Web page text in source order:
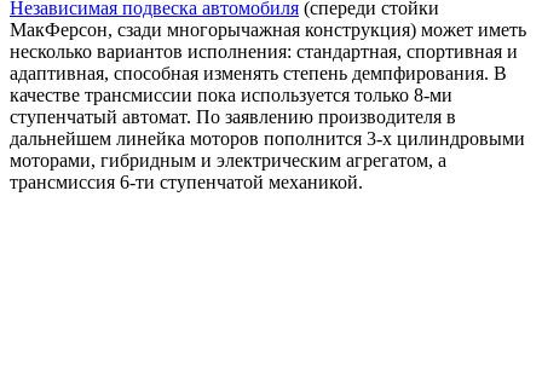
Независимая подвеска автомобиля (спереди стойки
МакФерсон, сзади многорычажная конструкция) может иметь
несколько вариантов исполнения: стандартная, спортивная и
адаптивная, способная изменять степень демпфирования. В
качестве трансмиссии пока используется только 8-ми
ступенчатый автомат. По заявлению производителя в
дальнейшем линейка моторов пополнится 3-х цилиндровыми
моторами, гибридным и электрическим агрегатом, а
трансмиссия 6-ти ступенчатой механикой.